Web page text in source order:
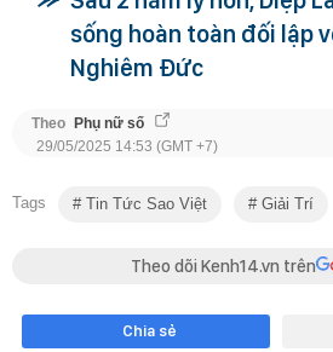
sống hoàn toàn đối lập
Nghiêm Đức
Theo Phụ nữ số
29/05/2025 14:53 (GMT +7)
Tags Tin Tức Sao Việt Giải Trí
Theo dõi Kenh14.vn trên
Chia sẻ